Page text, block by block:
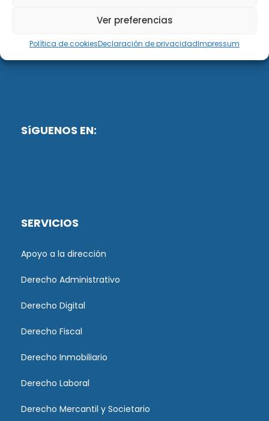
Ver preferencias
Política de cookiesDeclaración de privacidadImpressum
SíGUENOS EN:
SERVICIOS
Apoyo a la dirección
Derecho Administrativo
Derecho Digital
Derecho Fiscal
Derecho Inmobiliario
Derecho Laboral
Derecho Mercantil y Societario